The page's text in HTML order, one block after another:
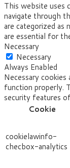
This website uses
navigate through
are categorized as
are essential for
Necessary
Necessary
Always Enabled
Necessary
function properly.
security features
Cookie
cookielawinfo-
checbox-analytics